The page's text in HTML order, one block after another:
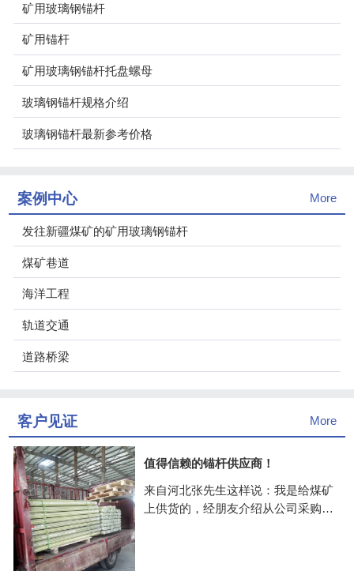
矿用玻璃钢锚杆
矿用锚杆
矿用玻璃钢锚杆托盘螺母
玻璃钢锚杆规格介绍
玻璃钢锚杆最新参考价格
案例中心 More
发往新疆煤矿的矿用玻璃钢锚杆
煤矿巷道
海洋工程
轨道交通
道路桥梁
客户见证 More
值得信赖的锚杆供应商！
来自河北张先生这样说：我是给煤矿
上供货的，经朋友介绍从公司采购的